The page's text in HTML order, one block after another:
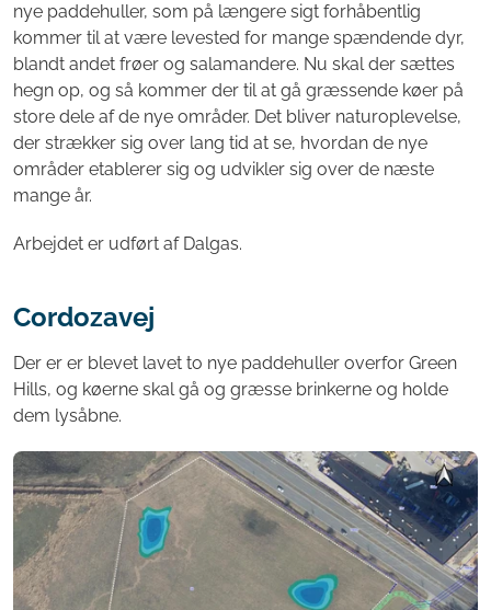
nye paddehuller, som på længere sigt forhåbentlig
kommer til at være levested for mange spændende dyr,
blandt andet frøer og salamandere. Nu skal der sættes
hegn op, og så kommer der til at gå græssende køer på
store dele af de nye områder. Det bliver naturoplevelse,
der strækker sig over lang tid at se, hvordan de nye
områder etablerer sig og udvikler sig over de næste
mange år.
Arbejdet er udført af Dalgas.
Cordozavej
Der er er blevet lavet to nye paddehuller overfor Green
Hills, og køerne skal gå og græsse brinkerne og holde
dem lysåbne.